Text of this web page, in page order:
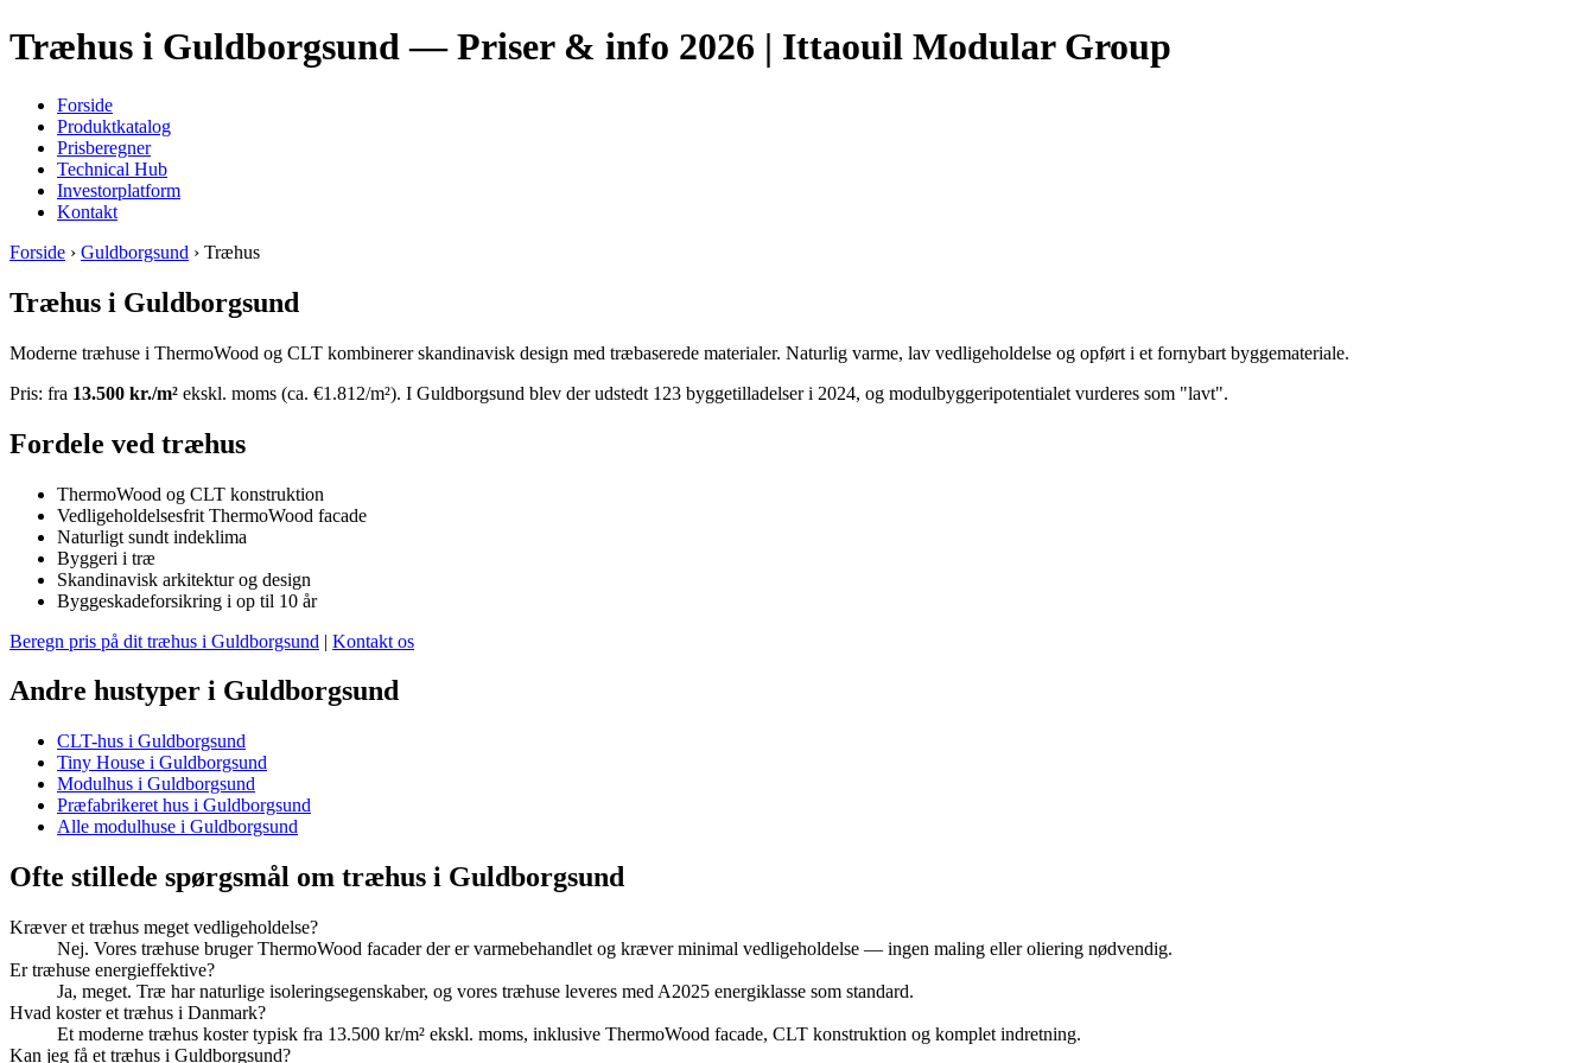
Træhus i Guldborgsund — Priser & info 2026 | Ittaouil Modular Group
Forside
Produktkatalog
Prisberegner
Technical Hub
Investorplatform
Kontakt
Forside › Guldborgsund › Træhus
Træhus i Guldborgsund
Moderne træhuse i ThermoWood og CLT kombinerer skandinavisk design med træbaserede materialer. Naturlig varme, lav vedligeholdelse og opført i et fornybart byggemateriale.
Pris: fra 13.500 kr./m² ekskl. moms (ca. €1.812/m²). I Guldborgsund blev der udstedt 123 byggetilladelser i 2024, og modulbyggeripotentialet vurderes som "lavt".
Fordele ved træhus
ThermoWood og CLT konstruktion
Vedligeholdelsesfrit ThermoWood facade
Naturligt sundt indeklima
Byggeri i træ
Skandinavisk arkitektur og design
Byggeskadeforsikring i op til 10 år
Beregn pris på dit træhus i Guldborgsund | Kontakt os
Andre hustyper i Guldborgsund
CLT-hus i Guldborgsund
Tiny House i Guldborgsund
Modulhus i Guldborgsund
Præfabrikeret hus i Guldborgsund
Alle modulhuse i Guldborgsund
Ofte stillede spørgsmål om træhus i Guldborgsund
Kræver et træhus meget vedligeholdelse?
Nej. Vores træhuse bruger ThermoWood facader der er varmebehandlet og kræver minimal vedligeholdelse — ingen maling eller oliering nødvendig.
Er træhuse energieffektive?
Ja, meget. Træ har naturlige isoleringsegenskaber, og vores træhuse leveres med A2025 energiklasse som standard.
Hvad koster et træhus i Danmark?
Et moderne træhus koster typisk fra 13.500 kr/m² ekskl. moms, inklusive ThermoWood facade, CLT konstruktion og komplet indretning.
Kan jeg få et træhus i Guldborgsund?